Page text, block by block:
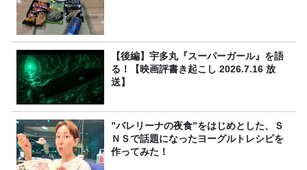
【後編】宇多丸『スーパーガール』を語
る！【映画評書き起こし 2026.7.16 放
送】
”バレリーナの夜食”をはじめとした、Ｓ
ＮＳで話題になったヨーグルトレシピを
作ってみた！